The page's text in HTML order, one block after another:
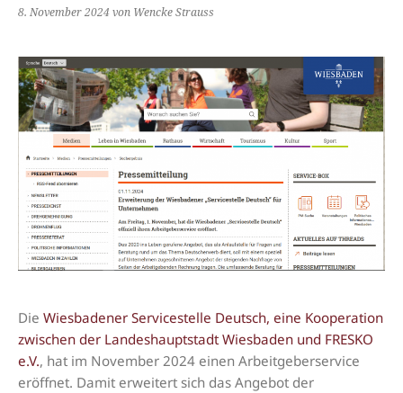
8. November 2024 von Wencke Strauss
Die Wiesbadener Servicestelle Deutsch, eine Kooperation
zwischen der Landeshauptstadt Wiesbaden und FRESKO
e.V., hat im November 2024 einen Arbeitgeberservice
eröffnet. Damit erweitert sich das Angebot der